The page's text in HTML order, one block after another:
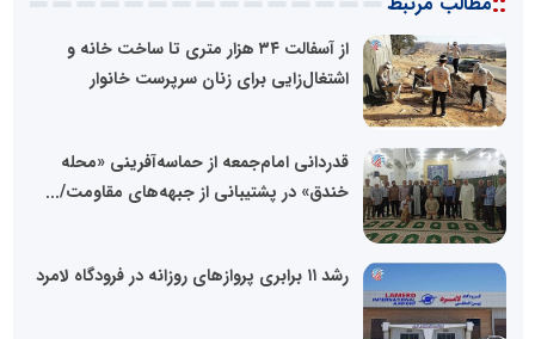
از آسفالت ۳۴ هزار متری تا ساخت خانه و
اشتغال‌زایی برای زنان سرپرست خانوار
قدردانی امام‌جمعه از حماسه‌آفرینی «محله
خندق» در پشتیبانی از جبهه‌های مقاومت/...
رشد ۱۱ برابری پروازهای روزانه در فرودگاه لامرد